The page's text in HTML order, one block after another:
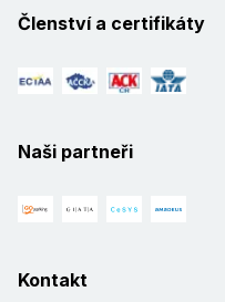
Členství a certifikáty
Naši partneři
Kontakt